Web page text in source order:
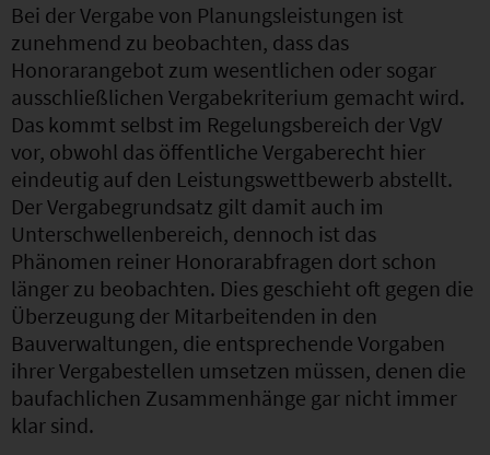
Bei der Vergabe von Planungsleistungen ist
zunehmend zu beobachten, dass das
Honorarangebot zum wesentlichen oder sogar
ausschließlichen Vergabekriterium gemacht wird.
Das kommt selbst im Regelungsbereich der VgV
vor, obwohl das öffentliche Vergaberecht hier
eindeutig auf den Leistungswettbewerb abstellt.
Der Vergabegrundsatz gilt damit auch im
Unterschwellenbereich, dennoch ist das
Phänomen reiner Honorarabfragen dort schon
länger zu beobachten. Dies geschieht oft gegen die
Überzeugung der Mitarbeitenden in den
Bauverwaltungen, die entsprechende Vorgaben
ihrer Vergabestellen umsetzen müssen, denen die
baufachlichen Zusammenhänge gar nicht immer
klar sind.